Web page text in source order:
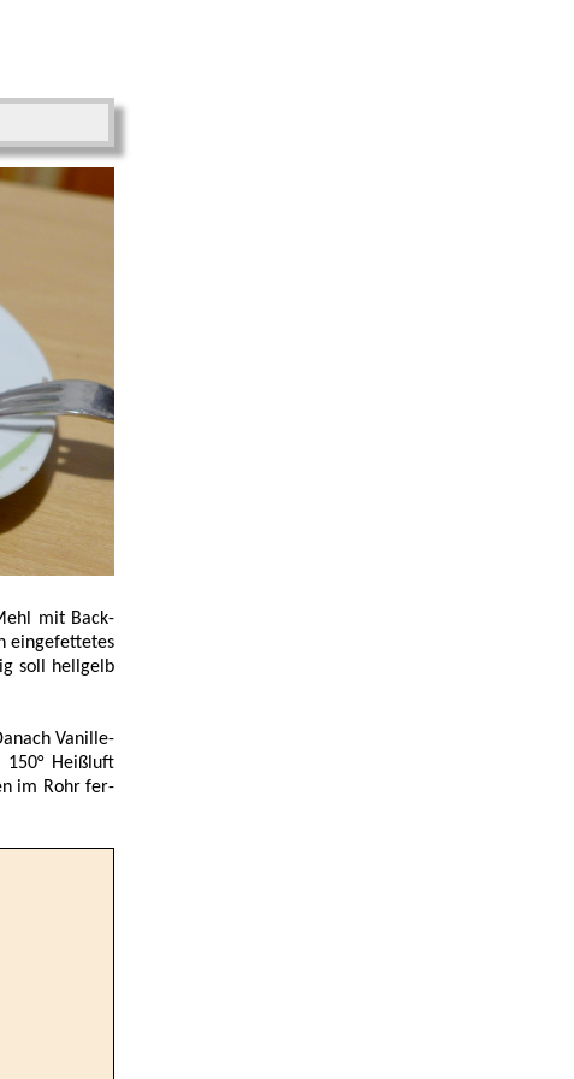
mit Back­
einge­fettetes
soll hell­gelb
Vanille­
150° Heiß­luft
im Rohr fer­